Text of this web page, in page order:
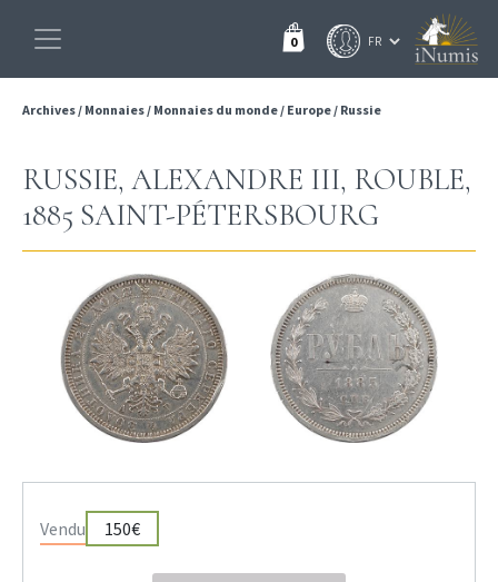
0
Archives/ Monnaies/ Monnaies du monde/ Europe/ Russie
RUSSIE, ALEXANDRE III, ROUBLE,
1885 SAINT-PÉTERSBOURG
Vendu 150€